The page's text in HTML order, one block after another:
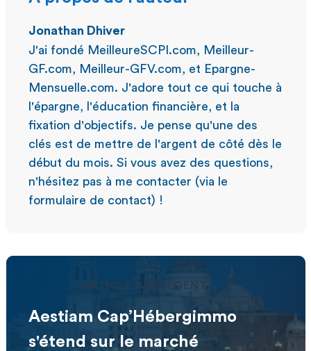
Jonathan Dhiver
J'ai fondé MeilleureSCPI.com, Meilleur-
GF.com, Meilleur-GFV.com, et Epargne-
Mensuelle.com. J'adore tout ce qui touche à
l'épargne, l'éducation financière, et la
fixation d'objectifs. Je pense qu'une des
clés est de mettre de l'argent de côté dès le
début du mois. Si vous avez des questions,
n'hésitez pas à me contacter (via le
formulaire de contact) !
ARTICLE PRÉCÉDENT
Aestiam Cap’Hébergimmo
s'étend sur le marché